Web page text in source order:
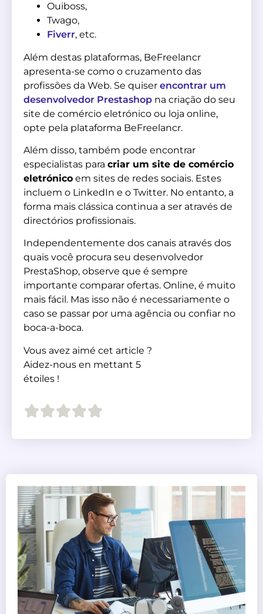
Ouiboss,
Twago,
Fiverr, etc.
Além destas plataformas, BeFreelancr
apresenta-se como o cruzamento das
profissões da Web. Se quiser encontrar um
desenvolvedor Prestashop na criação do seu
site de comércio eletrónico ou loja online,
opte pela plataforma BeFreelancr.
Além disso, também pode encontrar
especialistas para criar um site de comércio
eletrónico em sites de redes sociais. Estes
incluem o LinkedIn e o Twitter. No entanto, a
forma mais clássica continua a ser através de
directórios profissionais.
Independentemente dos canais através dos
quais você procura seu desenvolvedor
PrestaShop, observe que é sempre
importante comparar ofertas. Online, é muito
mais fácil. Mas isso não é necessariamente o
caso se passar por uma agência ou confiar no
boca-a-boca.
Vous avez aimé cet article ?
Aidez-nous en mettant 5
étoiles !